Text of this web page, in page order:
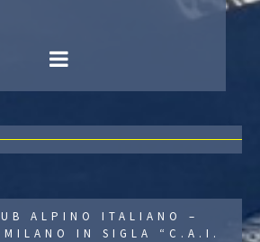
ALPINO ITALIANO –
IN SIGLA “C.A.I.